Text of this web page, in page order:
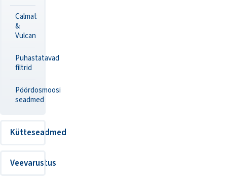
Calmat
&
Vulcan
Puhastatavad
filtrid
Pöördosmoosi
seadmed
Kütteseadmed
Veevarustus